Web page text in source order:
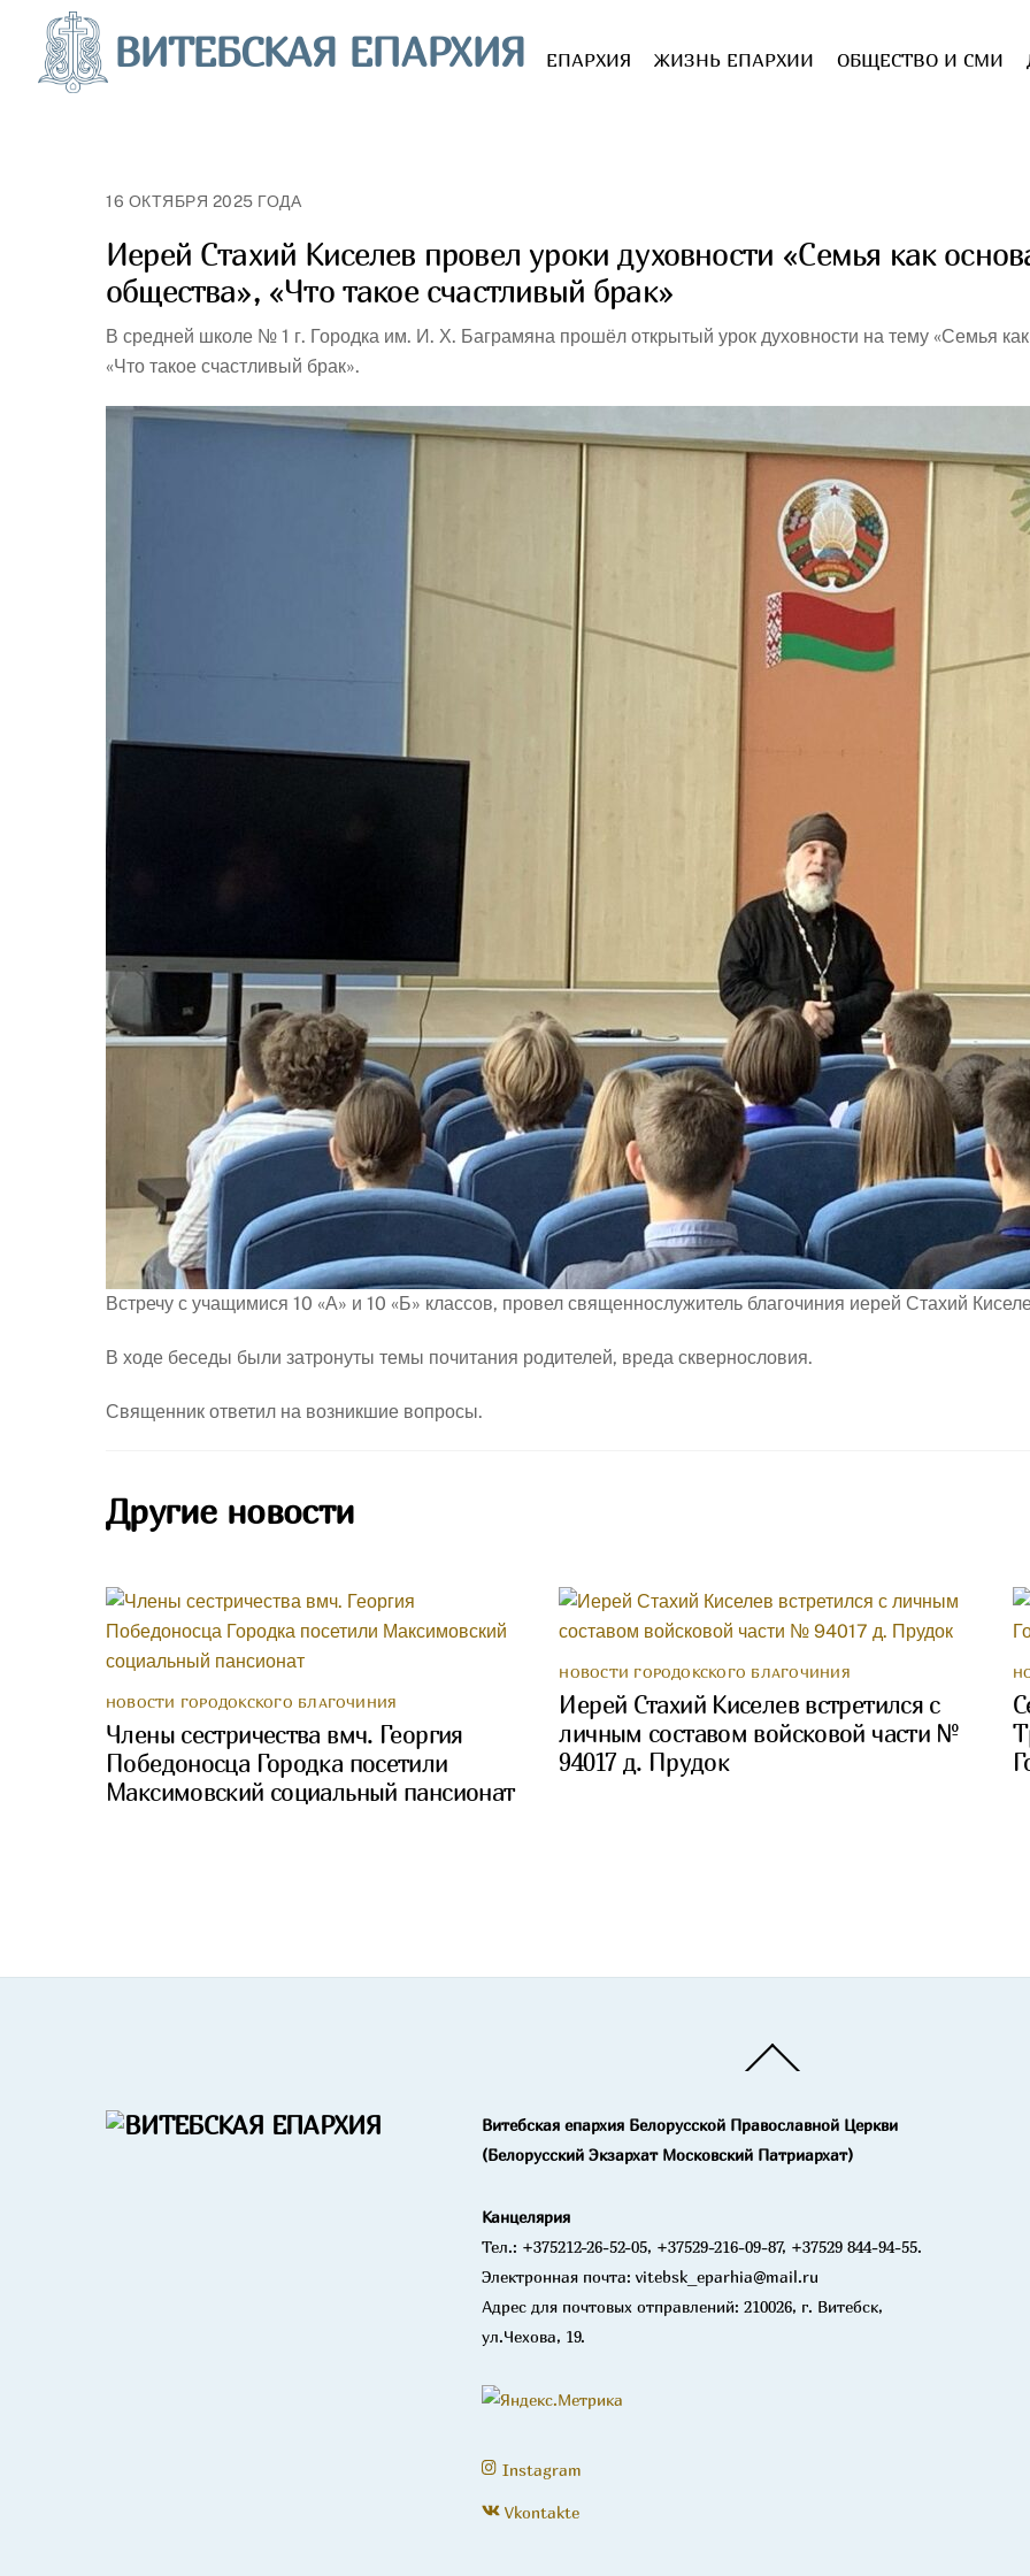
content
ВИТЕБСКАЯ ЕПАРХИЯ ЕПАРХИЯ ЖИЗНЬ ЕПАРХИИ ОБЩЕСТВО И СМИ
16 ОКТЯБРЯ 2025 ГОДА
Иерей Стахий Киселев провел уроки духовности «Семья как
общества», «Что такое счастливый брак»
В средней школе № 1 г. Городка им. И. Х. Баграмяна прошёл открытый урок духовности на тему «Семья
«Что такое счастливый брак».
Встречу с учащимися 10 «А» и 10 «Б» классов, провел священнослужитель благочиния иерей Стахий
В ходе беседы были затронуты темы почитания родителей, вреда сквернословия.
Священник ответил на возникшие вопросы.
Другие новости
НОВОСТИ ГОРОДОКСКОГО БЛАГОЧИНИЯ
Члены сестричества вмч. Георгия
Победоносца Городка посетили
Максимовский социальный пансионат
НОВОСТИ ГОРОДОКСКОГО БЛАГОЧИНИЯ
Иерей Стахий Киселев встретился с
личным составом войсковой части №
94017 д. Прудок
To
Витебская епархия Белорусской Православной Церкви
(Белорусский Экзархат Московский Патриархат)
Канцелярия
Тел.: +375212-26-52-05, +37529-216-09-87, +37529 844-94-55.
Электронная почта: vitebsk_eparhia@mail.ru
Адрес для почтовых отправлений: 210026, г. Витебск,
ул.Чехова, 19.
Instagram
Vkontakte